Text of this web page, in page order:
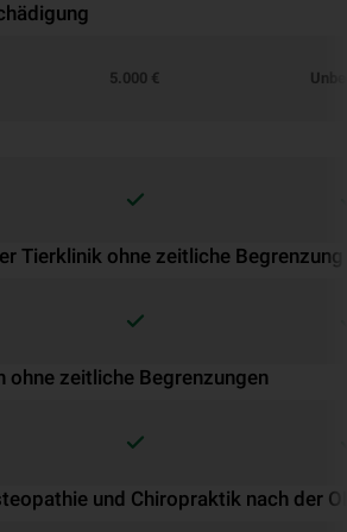
5.000 €
Tierklinik ohne zeitliche Begrenzung
ohne zeitliche Begrenzungen
und Chiropraktik nach der